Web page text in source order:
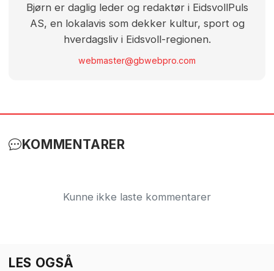
Bjørn er daglig leder og redaktør i EidsvollPuls
AS, en lokalavis som dekker kultur, sport og
hverdagsliv i Eidsvoll-regionen.
webmaster@gbwebpro.com
KOMMENTARER
Kunne ikke laste kommentarer
LES OGSÅ